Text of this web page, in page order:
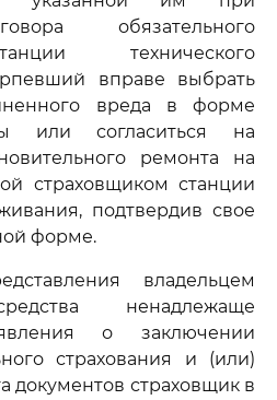
обязательного
технического
вправе выбрать
вреда в форме
или согласиться на
ремонта на
страховщиком станции
подтвердив свое
форме.
владельцем
ненадлежаще
о заключении
страхования и (или)
документов страховщик в